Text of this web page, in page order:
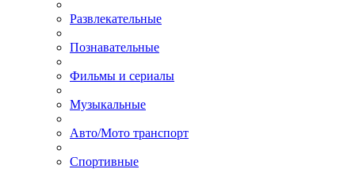
Развлекательные
Познавательные
Фильмы и сериалы
Музыкальные
Авто/Мото транспорт
Спортивные